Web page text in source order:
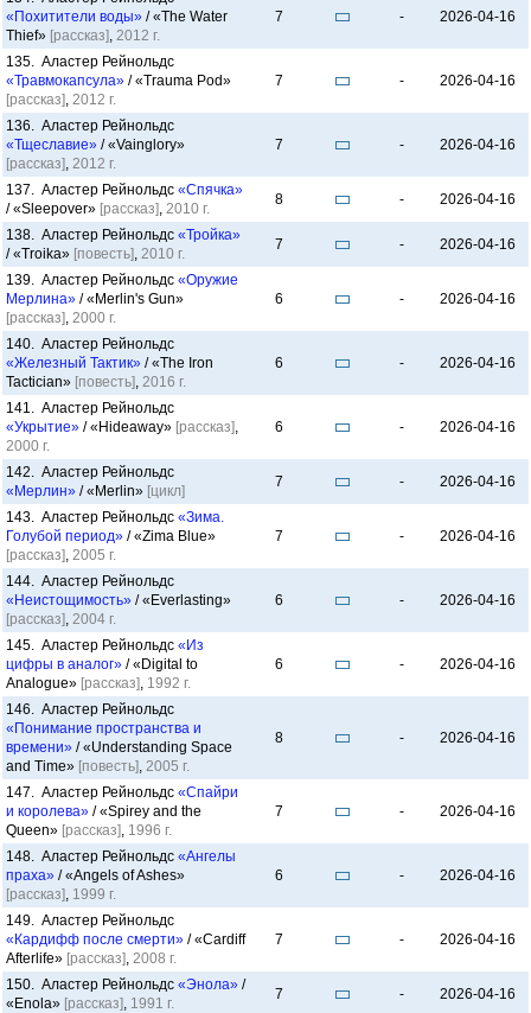
«Похитители воды» / «The Water
Thief» [рассказ], 2012 г.
7 - 2026-04-16
135. Аластер Рейнольдс
«Травмокапсула» / «Trauma Pod»
[рассказ], 2012 г.
7 - 2026-04-16
136. Аластер Рейнольдс
«Тщеславие» / «Vainglory»
[рассказ], 2012 г.
7 - 2026-04-16
137. Аластер Рейнольдс «Спячка»
/ «Sleepover» [рассказ], 2010 г.
8 - 2026-04-16
138. Аластер Рейнольдс «Тройка»
/ «Troika» [повесть], 2010 г.
7 - 2026-04-16
139. Аластер Рейнольдс «Оружие
Мерлина» / «Merlin's Gun»
[рассказ], 2000 г.
6 - 2026-04-16
140. Аластер Рейнольдс
«Железный Тактик» / «The Iron
Tactician» [повесть], 2016 г.
6 - 2026-04-16
141. Аластер Рейнольдс
«Укрытие» / «Hideaway» [рассказ],
2000 г.
6 - 2026-04-16
142. Аластер Рейнольдс
«Мерлин» / «Merlin» [цикл]
7 - 2026-04-16
143. Аластер Рейнольдс «Зима.
Голубой период» / «Zima Blue»
[рассказ], 2005 г.
7 - 2026-04-16
144. Аластер Рейнольдс
«Неистощимость» / «Everlasting»
[рассказ], 2004 г.
6 - 2026-04-16
145. Аластер Рейнольдс «Из
цифры в аналог» / «Digital to
Analogue» [рассказ], 1992 г.
6 - 2026-04-16
146. Аластер Рейнольдс
«Понимание пространства и
времени» / «Understanding Space
and Time» [повесть], 2005 г.
8 - 2026-04-16
147. Аластер Рейнольдс «Спайри
и королева» / «Spirey and the
Queen» [рассказ], 1996 г.
7 - 2026-04-16
148. Аластер Рейнольдс «Ангелы
праха» / «Angels of Ashes»
[рассказ], 1999 г.
6 - 2026-04-16
149. Аластер Рейнольдс
«Кардифф после смерти» / «Cardiff
Afterlife» [рассказ], 2008 г.
7 - 2026-04-16
150. Аластер Рейнольдс «Энола» /
«Enola» [рассказ], 1991 г.
7 - 2026-04-16